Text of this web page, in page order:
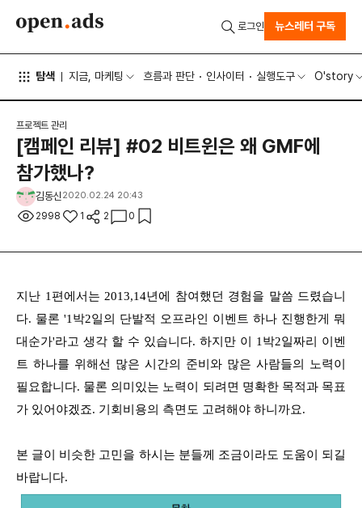
탐색 지금, 마케팅 흐름과 판단 인사이터 실행도구 O'story
로그인 뉴스레터 구독
프로젝트 관리
[캠페인 리뷰] #02 비트윈은 왜 GMF에
참가했나?
김동신 2020.02.24 20:43
2998 1 2 0
지난 1편에서는 2013,14년에 참여했던 경험을 말씀 드렸습니
다. 물론 '1박2일의 단발적 오프라인 이벤트 하나 진행한게 뭐
대순가'라고 생각 할 수 있습니다. 하지만 이 1박2일짜리 이벤
트 하나를 위해선 많은 시간의 준비와 많은 사람들의 노력이
필요합니다. 물론 의미있는 노력이 되려면 명확한 목적과 목표
가 있어야겠죠. 기회비용의 측면도 고려해야 하니까요.
본 글이 비슷한 고민을 하시는 분들께 조금이라도 도움이 되길
바랍니다.